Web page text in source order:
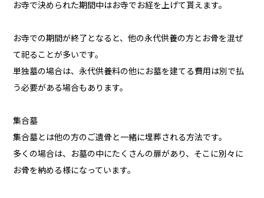
お寺で決められた期間中はお寺でお経を上げて貰えます。
お寺での期間が終了となると、他の永代供養の方とお骨を混ぜ
て祀ることが多いです。
単独墓の場合は、永代供養料の他にお墓を建てる費用は別で払
う必要がある場合もあります。
集合墓
集合墓とは他の方のご遺骨と一緒に埋葬される方法です。
多くの場合は、お墓の中にたくさんの扉があり、そこに別々に
お骨を納める様になっています。